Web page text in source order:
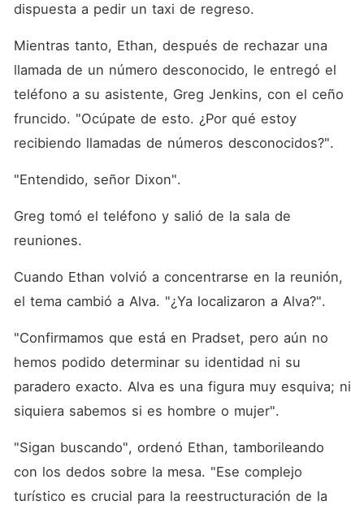
dispuesta a pedir un taxi de regreso.
Mientras tanto, Ethan, después de rechazar una
llamada de un número desconocido, le entregó el
teléfono a su asistente, Greg Jenkins, con el ceño
fruncido. "Ocúpate de esto. ¿Por qué estoy
recibiendo llamadas de números desconocidos?".
"Entendido, señor Dixon".
Greg tomó el teléfono y salió de la sala de
reuniones.
Cuando Ethan volvió a concentrarse en la reunión,
el tema cambió a Alva. "¿Ya localizaron a Alva?".
"Confirmamos que está en Pradset, pero aún no
hemos podido determinar su identidad ni su
paradero exacto. Alva es una figura muy esquiva; ni
siquiera sabemos si es hombre o mujer".
"Sigan buscando", ordenó Ethan, tamborileando
con los dedos sobre la mesa. "Ese complejo
turístico es crucial para la reestructuración de la